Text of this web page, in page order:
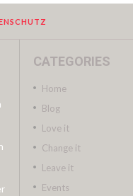
CATEGORIES
Home
Blog
Love it
Change it
Leave it
Events